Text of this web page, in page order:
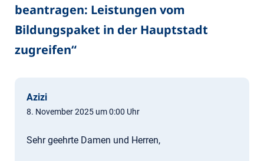
beantragen: Leistungen vom
Bildungspaket in der Hauptstadt
zugreifen“
Azizi
8. November 2025 um 0:00 Uhr
Sehr geehrte Damen und Herren,